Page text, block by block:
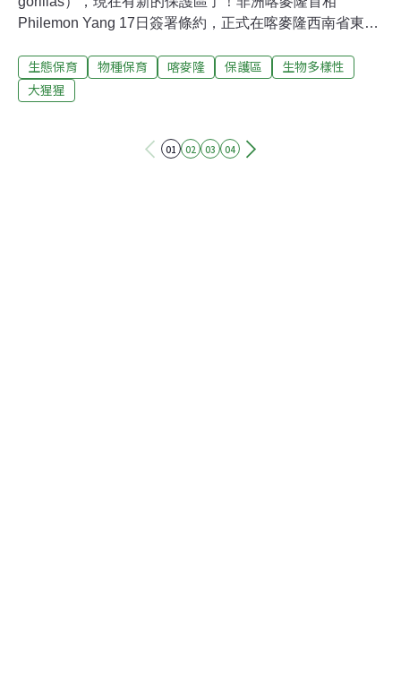
Philemon Yang 17日簽署條約，正式在喀麥隆西南省東北
碎 生存危機不只是伊波拉病毒這個保護區表面積超過
8,000公頃，約31平方英哩。這裡的雨林是全球重要生態
大象。雖然所有的西部大猩猩都被列為極度瀕危（西部低
生態保育 物種保育 喀麥隆 保護區
生物多樣性
大猩猩
01 02 03 04